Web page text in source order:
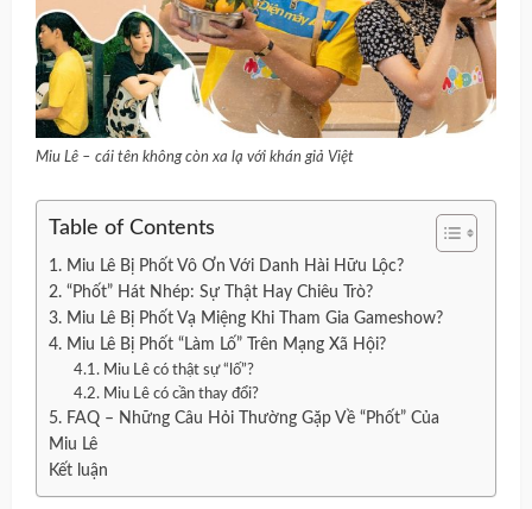
Miu Lê – cái tên không còn xa lạ với khán giả Việt
Table of Contents
1. Miu Lê Bị Phốt Vô Ơn Với Danh Hài Hữu Lộc?
2. “Phốt” Hát Nhép: Sự Thật Hay Chiêu Trò?
3. Miu Lê Bị Phốt Vạ Miệng Khi Tham Gia Gameshow?
4. Miu Lê Bị Phốt “Làm Lố” Trên Mạng Xã Hội?
4.1. Miu Lê có thật sự “lố”?
4.2. Miu Lê có cần thay đổi?
5. FAQ – Những Câu Hỏi Thường Gặp Về “Phốt” Của
Miu Lê
Kết luận